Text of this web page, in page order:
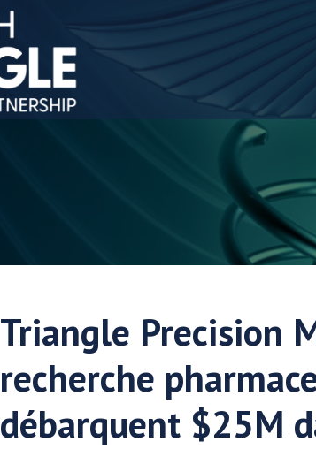
Triangle Precision
recherche
débarquent $25M